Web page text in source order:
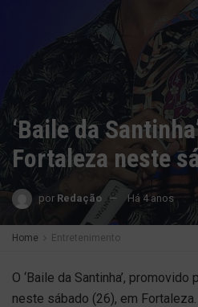
‘Baile da
Fortaleza neste
por Redação Há 4 anos
Home Entretenimento
O ‘Baile da Santinha’,
neste sábado (26), em